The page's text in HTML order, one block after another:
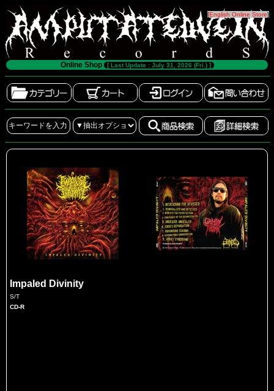
[English Online Store]
Online Shop [ Last Update : July 31, 2026 (Fri.) ]
Impaled Divinity
S/T
CD-R